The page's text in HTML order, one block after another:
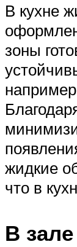
В кухне
зоны
жидкие
что в
В зале